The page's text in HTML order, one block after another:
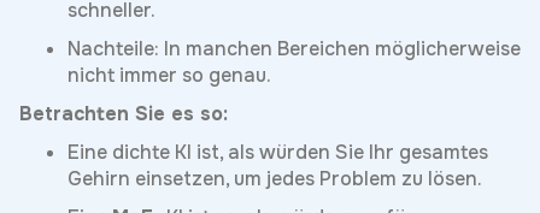
schneller.
Nachteile: In manchen Bereichen möglicherweise
nicht immer so genau.
Betrachten Sie es so:
Eine dichte KI ist, als würden Sie Ihr gesamtes
Gehirn einsetzen, um jedes Problem zu lösen.